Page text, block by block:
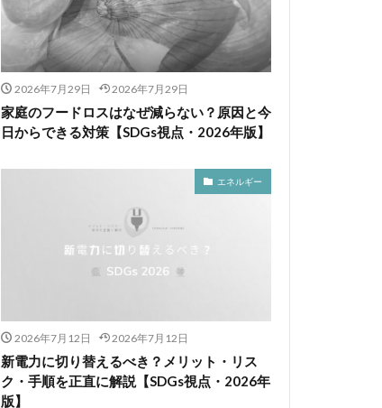
2026年7月29日 2026年7月29日
家庭のフードロスはなぜ減らない？原因と今
日からできる対策【SDGs視点・2026年版】
エネルギー
2026年7月12日 2026年7月12日
新電力に切り替えるべき？メリット・リス
ク・手順を正直に解説【SDGs視点・2026年
版】